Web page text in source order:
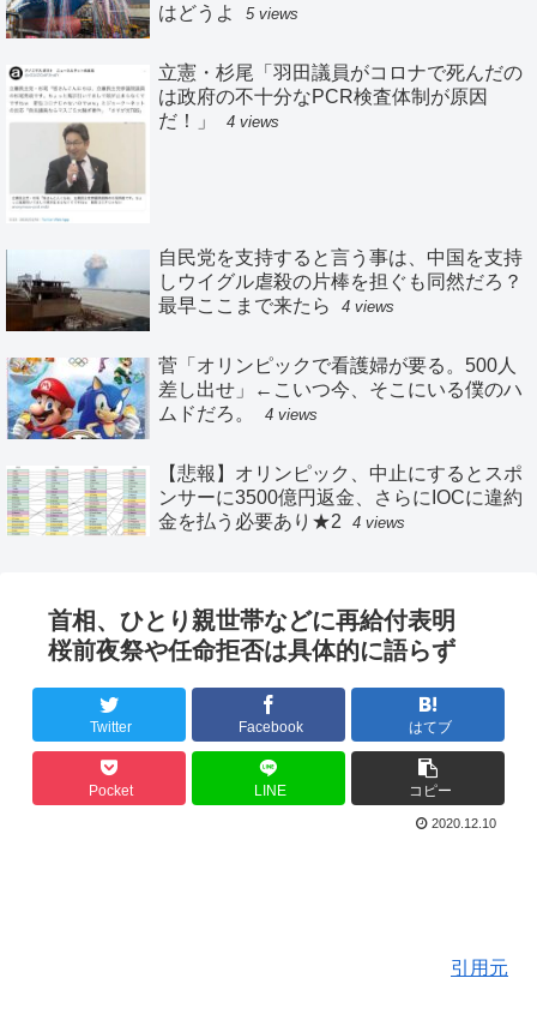
はどうよ
5 views
立憲・杉尾「羽田議員がコロナで死んだの
は政府の不十分なPCR検査体制が原因
だ！」
4 views
自民党を支持すると言う事は、中国を支持
しウイグル虐殺の片棒を担ぐも同然だろ？
最早ここまで来たら
4 views
菅「オリンピックで看護婦が要る。500人
差し出せ」←こいつ今、そこにいる僕のハ
ムドだろ。
4 views
【悲報】オリンピック、中止にするとスポ
ンサーに3500億円返金、さらにIOCに違約
金を払う必要あり★2
4 views
首相、ひとり親世帯などに再給付表明
桜前夜祭や任命拒否は具体的に語らず
Twitter Facebook はてブ
Pocket LINE コピー
2020.12.10
引用元